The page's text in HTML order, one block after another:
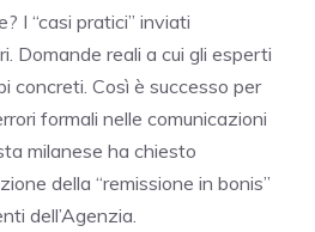
I “casi pratici” inviati
Domande reali a cui gli esperti
concreti. Così è successo per
formali nelle comunicazioni
milanese ha chiesto
della “remissione in bonis”
dell’Agenzia.